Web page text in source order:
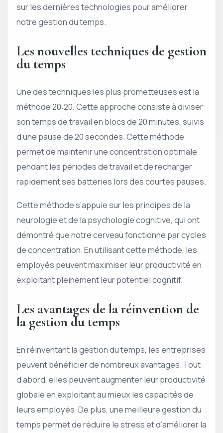
sur les dernières technologies pour améliorer
notre gestion du temps.
Les nouvelles techniques de gestion
du temps
Une des techniques les plus prometteuses est la
méthode 20:20. Cette approche consiste à diviser
son temps de travail en blocs de 20 minutes, suivis
d’une pause de 20 secondes. Cette méthode
permet de maintenir une concentration optimale
pendant les périodes de travail et de recharger
rapidement ses batteries lors des courtes pauses.
Cette méthode s’appuie sur les principes de la
neurologie et de la psychologie cognitive, qui ont
démontré que notre cerveau fonctionne par cycles
de concentration. En utilisant cette méthode, les
employés peuvent maximiser leur productivité en
exploitant pleinement leur potentiel cognitif.
Les avantages de la réinvention de
la gestion du temps
En réinventant la gestion du temps, les entreprises
peuvent bénéficier de nombreux avantages. Tout
d’abord, elles peuvent augmenter leur productivité
globale en exploitant au mieux les capacités de
leurs employés. De plus, une meilleure gestion du
temps permet de réduire le stress et d’améliorer la